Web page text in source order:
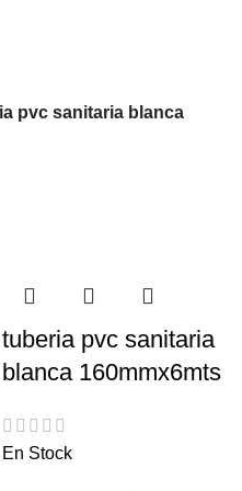
pvc sanitaria blanca
tuberia pvc sanitaria
blanca 160mmx6mts
En Stock